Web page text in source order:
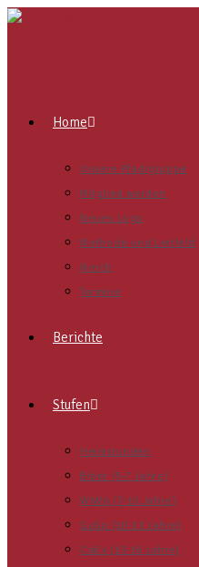
Home
Unsere Pfadigruppe
Mitglied werden
Neues Logo
Methode und Leitbild
Merch
Termine
Berichte
Stufen
Heimstunden
Biber (5-7 Jahre)
WiWö (7-10 Jahre)
GuSp (10-13 Jahre)
CaEx (13-16 Jahre)